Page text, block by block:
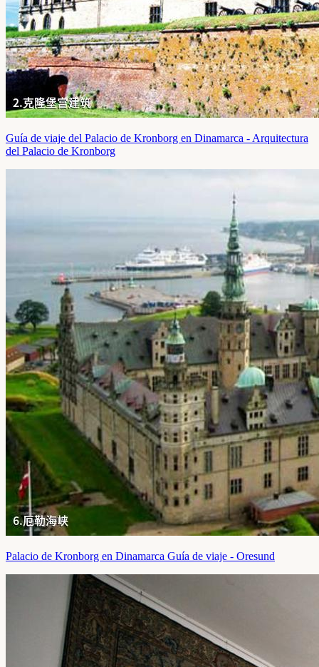
Guía de viaje del Palacio de Kronborg en Dinamarca - Arquitectura
del Palacio de Kronborg
Palacio de Kronborg en Dinamarca Guía de viaje - Oresund